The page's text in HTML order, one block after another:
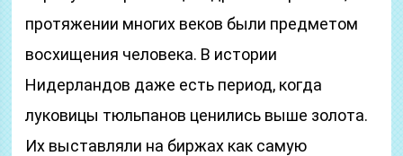
протяжении многих веков были предметом
восхищения человека. В истории
Нидерландов даже есть период, когда
луковицы тюльпанов ценились выше золота.
Их выставляли на биржах как самую